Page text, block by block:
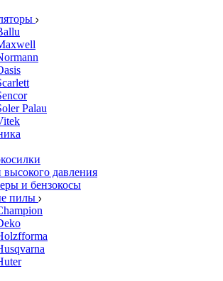
Palau
давления
и бензокосы
пилы